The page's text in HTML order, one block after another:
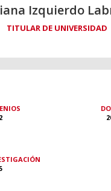
Izquierdo
TITULAR DE UNIVERSIDAD